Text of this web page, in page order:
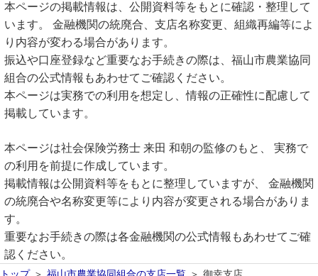
本ページの掲載情報は、公開資料等をもとに確認・整理して
います。 金融機関の統廃合、支店名称変更、組織再編等によ
り内容が変わる場合があります。
振込や口座登録など重要なお手続きの際は、福山市農業協同
組合の公式情報もあわせてご確認ください。
本ページは実務での利用を想定し、情報の正確性に配慮して
掲載しています。
本ページは社会保険労務士 来田 和朝の監修のもと、 実務で
の利用を前提に作成しています。
掲載情報は公開資料等をもとに整理していますが、 金融機関
の統廃合や名称変更等により内容が変更される場合がありま
す。
重要なお手続きの際は各金融機関の公式情報もあわせてご確
認ください。